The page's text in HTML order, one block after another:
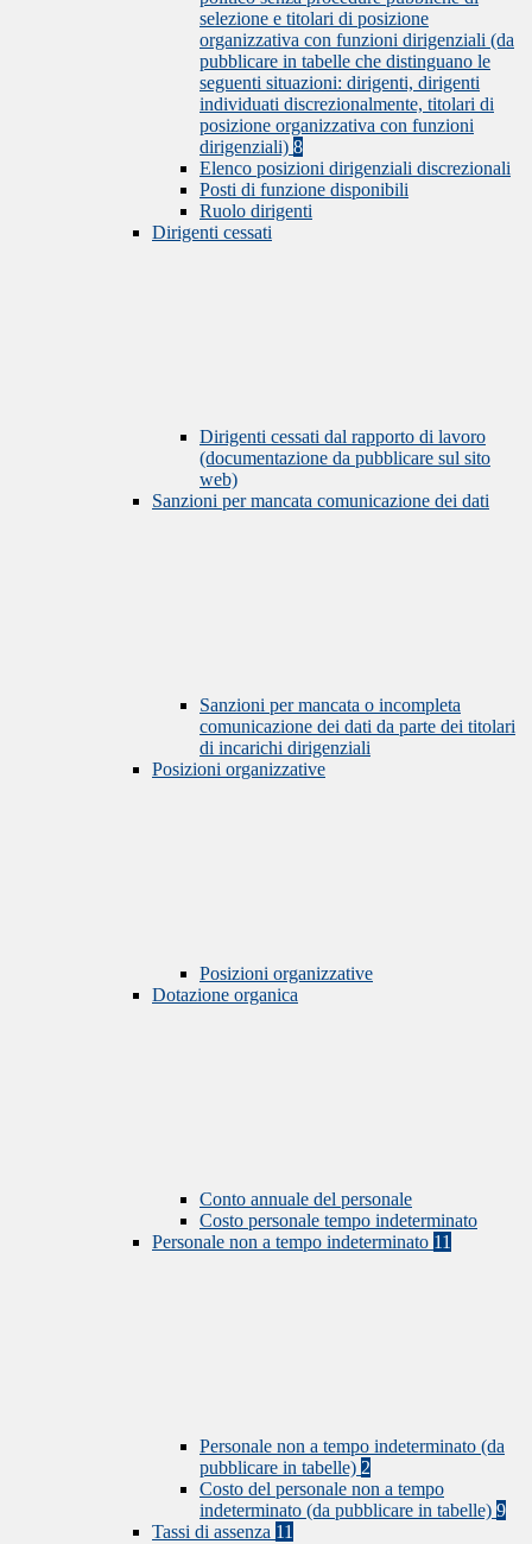
selezione e titolari di posizione
organizzativa con funzioni dirigenziali (da
pubblicare in tabelle che distinguano le
seguenti situazioni: dirigenti, dirigenti
individuati discrezionalmente, titolari di
posizione organizzativa con funzioni
dirigenziali) 8
Elenco posizioni dirigenziali discrezionali
Posti di funzione disponibili
Ruolo dirigenti
Dirigenti cessati
Dirigenti cessati dal rapporto di lavoro
(documentazione da pubblicare sul sito
web)
Sanzioni per mancata comunicazione dei dati
Sanzioni per mancata o incompleta
comunicazione dei dati da parte dei titolari
di incarichi dirigenziali
Posizioni organizzative
Posizioni organizzative
Dotazione organica
Conto annuale del personale
Costo personale tempo indeterminato
Personale non a tempo indeterminato 11
Personale non a tempo indeterminato (da
pubblicare in tabelle) 2
Costo del personale non a tempo
indeterminato (da pubblicare in tabelle) 9
Tassi di assenza 11